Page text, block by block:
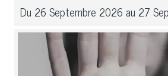
Du 26 Septembre 2026 au 27